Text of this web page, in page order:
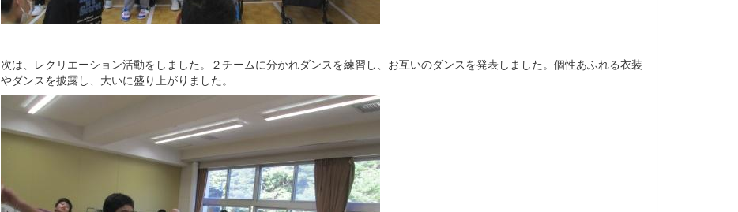
次は、レクリエーション活動をしました。２チームに分かれダンスを練習し、お互いのダンスを発表しました。個性あふれる衣装
やダンスを披露し、大いに盛り上がりました。